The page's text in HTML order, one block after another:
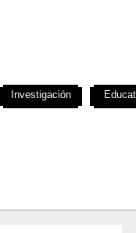
Investigación